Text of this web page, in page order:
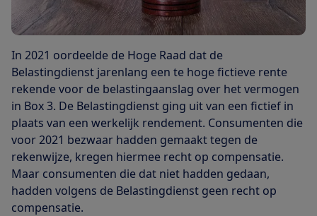
In 2021 oordeelde de Hoge Raad dat de
Belastingdienst jarenlang een te hoge fictieve rente
rekende voor de belastingaanslag over het vermogen
in Box 3. De Belastingdienst ging uit van een fictief in
plaats van een werkelijk rendement. Consumenten die
voor 2021 bezwaar hadden gemaakt tegen de
rekenwijze, kregen hiermee recht op compensatie.
Maar consumenten die dat niet hadden gedaan,
hadden volgens de Belastingdienst geen recht op
compensatie.